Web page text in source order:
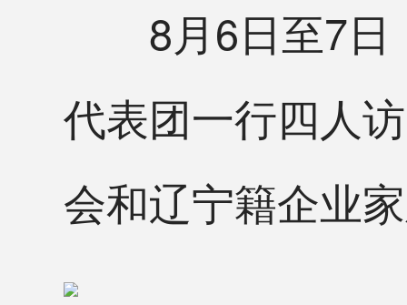
8月6日至7日
代表团一行四人
会和辽宁籍企业